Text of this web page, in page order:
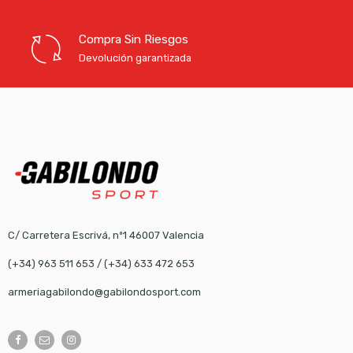
Compra Sin Riesgos
Devolución garantizada
C/ Carretera Escrivá, nº1 46007 Valencia
(+34) 963 511 653 / (+34) 633 472 653
armeriagabilondo@gabilondosport.com